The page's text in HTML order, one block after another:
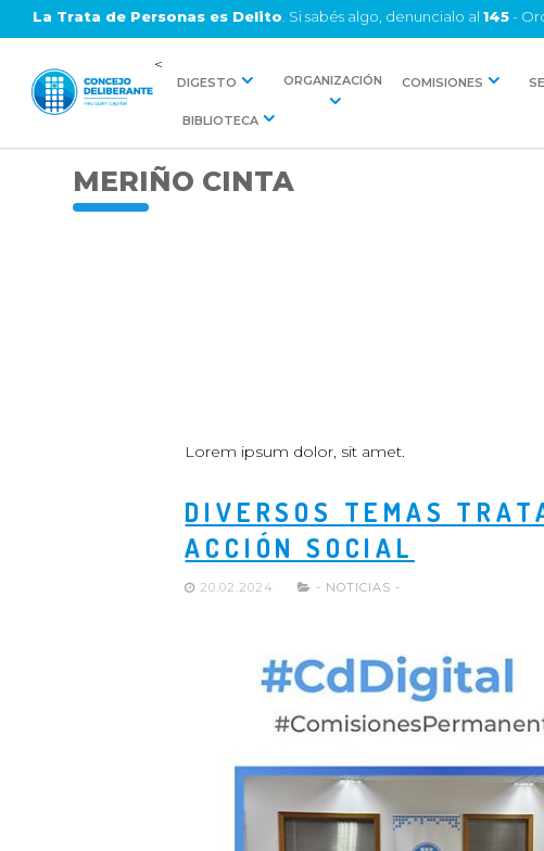
La Trata de Personas es Delito . Si sabés algo, denuncialo al 145-
<
DIGESTO ORGANIZACIÓN COMISIONES
BIBLIOTECA
MERIÑO CINTA
Lorem ipsum dolor, sit amet.
DIVERSOS TEMAS
ACCIÓN SOCIAL
20.02.2024 - NOTICIAS -